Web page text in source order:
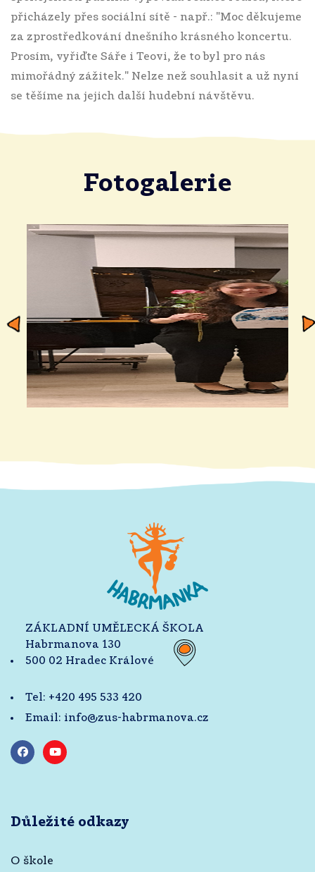
přicházely přes sociální sítě - např.: "Moc děkujeme
za zprostředkování dnešního krásného koncertu.
Prosím, vyřiďte Sáře i Teovi, že to byl pro nás
mimořádný zážitek." Nelze než souhlasit a už nyní
se těšíme na jejich další hudební návštěvu.
Fotogalerie
ZÁKLADNÍ UMĚLECKÁ ŠKOLA
Habrmanova 130
500 02 Hradec Králové
Tel: +420 495 533 420
Email: info@zus-habrmanova.cz
Důležité odkazy
O škole